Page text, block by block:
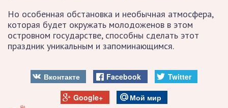
Но особенная обстановка и необычная атмосфера,
которая будет окружать молодоженов в этом
островном государстве, способны сделать этот
праздник уникальным и запоминающимся.
Вконтакте Facebook Twitter
Google+ Мой мир